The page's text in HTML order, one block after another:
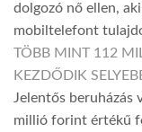
dolgozó nő ellen,
mobiltelefont
TÖBB MINT 112
KEZDŐDIK
Jelentős beruházás
millió forint értékű